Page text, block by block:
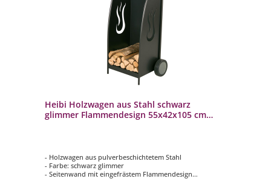
Heibi Holzwagen aus Stahl schwarz
glimmer Flammendesign 55x42x105 cm
- Holzwagen aus pulverbeschichtetem Stahl
- Farbe: schwarz glimmer
- Seitenwand mit eingefrästem Flammendesign